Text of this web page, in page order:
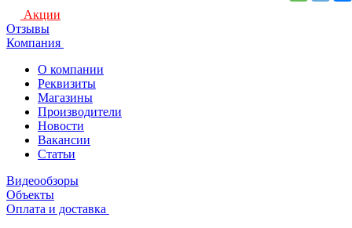
Акции
Отзывы
Компания
О компании
Реквизиты
Магазины
Производители
Новости
Вакансии
Статьи
Видеообзоры
Объекты
Оплата и доставка